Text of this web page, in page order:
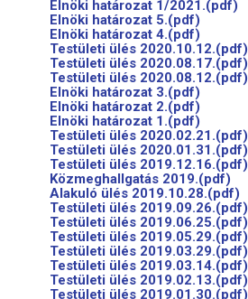
Elnöki határozat 1/2021.(pdf)
Elnöki határozat 5.(pdf)
Elnöki határozat 4.(pdf)
Testületi ülés 2020.10.12.(pdf)
Testületi ülés 2020.08.17.(pdf)
Testületi ülés 2020.08.12.(pdf)
Elnöki határozat 3.(pdf)
Elnöki határozat 2.(pdf)
Elnöki határozat 1.(pdf)
Testületi ülés 2020.02.21.(pdf)
Testületi ülés 2020.01.31.(pdf)
Testületi ülés 2019.12.16.(pdf)
Közmeghallgatás 2019.(pdf)
Alakuló ülés 2019.10.28.(pdf)
Testületi ülés 2019.09.26.(pdf)
Testületi ülés 2019.06.25.(pdf)
Testületi ülés 2019.05.29.(pdf)
Testületi ülés 2019.03.29.(pdf)
Testületi ülés 2019.03.14.(pdf)
Testületi ülés 2019.02.13.(pdf)
Testületi ülés 2019.01.30.(pdf)